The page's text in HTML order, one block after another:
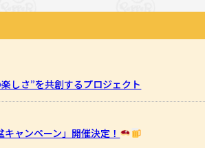
しさ”を共創するプロジェクト
ャンペーン」開催決定！